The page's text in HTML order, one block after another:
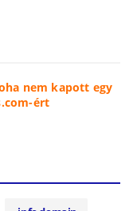
nem kapott egy
ért